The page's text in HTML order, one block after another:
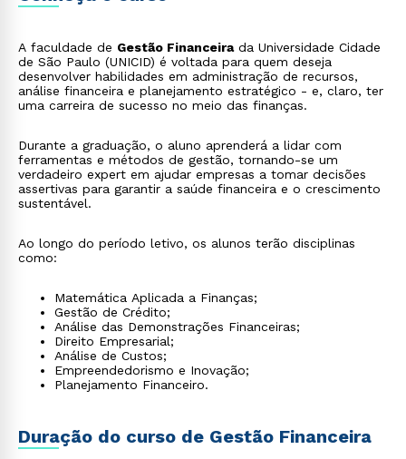
A faculdade de Gestão Financeirada Universidade Cidade
de São Paulo (UNICID) é voltada para quem deseja
desenvolver habilidades em administração de recursos,
análise financeira e planejamento estratégico - e, claro, ter
uma carreira de sucesso no meio das finanças.
Durante a graduação, o aluno aprenderá a lidar com
ferramentas e métodos de gestão, tornando-se um
verdadeiro expert em ajudar empresas a tomar decisões
assertivas para garantir a saúde financeira e o crescimento
sustentável.
Ao longo do período letivo, os alunos terão disciplinas
como:
Matemática Aplicada a Finanças;
Gestão de Crédito;
Análise das Demonstrações Financeiras;
Direito Empresarial;
Análise de Custos;
Empreendedorismo e Inovação;
Planejamento Financeiro.
Duração do curso de Gestão Financeira